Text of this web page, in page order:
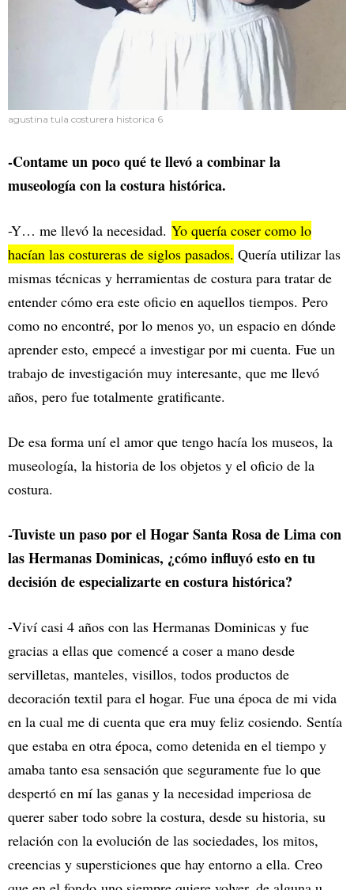
agustina tula costurera historica 6
-Contame un poco qué te llevó a combinar la
museología con la costura histórica.
-Y… me llevó la necesidad. Yo quería coser como lo
hacían las costureras de siglos pasados. Quería utilizar las
mismas técnicas y herramientas de costura para tratar de
entender cómo era este oficio en aquellos tiempos. Pero
como no encontré, por lo menos yo, un espacio en dónde
aprender esto, empecé a investigar por mi cuenta. Fue un
trabajo de investigación muy interesante, que me llevó
años, pero fue totalmente gratificante.
De esa forma uní el amor que tengo hacía los museos, la
museología, la historia de los objetos y el oficio de la
costura.
-Tuviste un paso por el Hogar Santa Rosa de Lima con
las Hermanas Dominicas, ¿cómo influyó esto en tu
decisión de especializarte en costura histórica?
-Viví casi 4 años con las Hermanas Dominicas y fue
gracias a ellas que comencé a coser a mano desde
servilletas, manteles, visillos, todos productos de
decoración textil para el hogar. Fue una época de mi vida
en la cual me di cuenta que era muy feliz cosiendo. Sentía
que estaba en otra época, como detenida en el tiempo y
amaba tanto esa sensación que seguramente fue lo que
despertó en mí las ganas y la necesidad imperiosa de
querer saber todo sobre la costura, desde su historia, su
relación con la evolución de las sociedades, los mitos,
creencias y supersticiones que hay entorno a ella. Creo